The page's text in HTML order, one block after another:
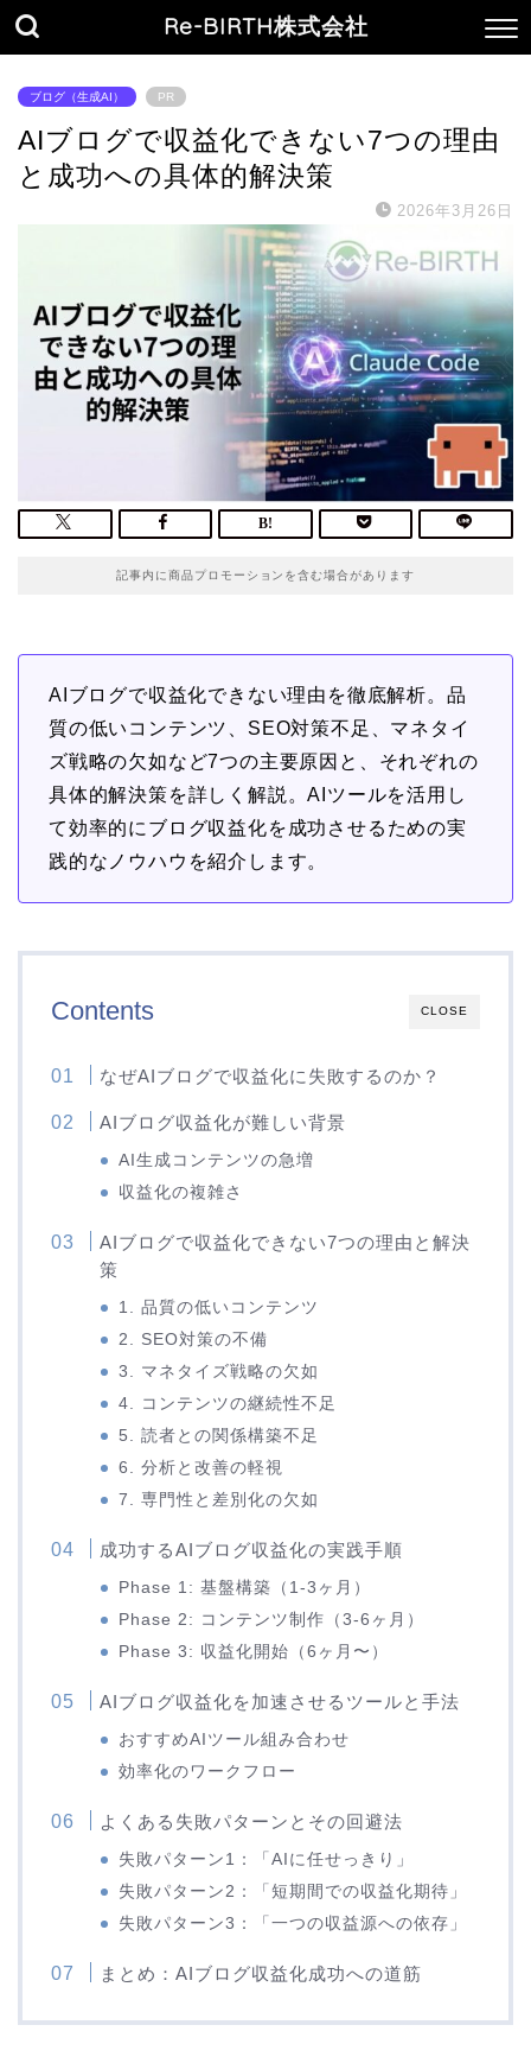
Re-BIRTH株式会社
ブログ（生成AI） PR
AIブログで収益化できない7つの理由
と成功への具体的解決策
2026年3月26日
記事内に商品プロモーションを含む場合があります
AIブログで収益化できない理由を徹底解析。品
質の低いコンテンツ、SEO対策不足、マネタイ
ズ戦略の欠如など7つの主要原因と、それぞれの
具体的解決策を詳しく解説。AIツールを活用し
て効率的にブログ収益化を成功させるための実
践的なノウハウを紹介します。
CLOSE
Contents
なぜAIブログで収益化に失敗するのか？
AIブログ収益化が難しい背景
AI生成コンテンツの急増
収益化の複雑さ
AIブログで収益化できない7つの理由と解決
策
1. 品質の低いコンテンツ
2. SEO対策の不備
3. マネタイズ戦略の欠如
4. コンテンツの継続性不足
5. 読者との関係構築不足
6. 分析と改善の軽視
7. 専門性と差別化の欠如
成功するAIブログ収益化の実践手順
Phase 1: 基盤構築（1-3ヶ月）
Phase 2: コンテンツ制作（3-6ヶ月）
Phase 3: 収益化開始（6ヶ月〜）
AIブログ収益化を加速させるツールと手法
おすすめAIツール組み合わせ
効率化のワークフロー
よくある失敗パターンとその回避法
失敗パターン1：「AIに任せっきり」
失敗パターン2：「短期間での収益化期待」
失敗パターン3：「一つの収益源への依存」
まとめ：AIブログ収益化成功への道筋